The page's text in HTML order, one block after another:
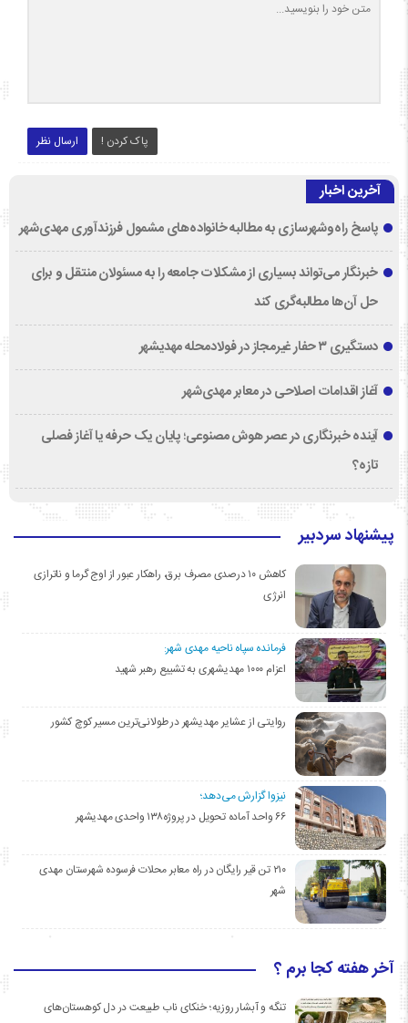
ارسال نظر پاک کردن !
آخرین اخبار
پاسخ راه‌وشهرسازی به مطالبه خانواده‌های مشمول فرزندآوری مهدی‌شهر
خبرنگار می‌تواند بسیاری از مشکلات جامعه را به مسئولان منتقل و برای
حل آن‌ها مطالبه‌گری کند
دستگیری ۳ حفار غیرمجاز در فولادمحله مهدیشهر
آغاز اقدامات اصلاحی در معابر مهدی‌شهر
آینده خبرنگاری در عصر هوش مصنوعی؛ پایان یک حرفه یا آغاز فصلی
تازه؟
پیشنهاد سردبیر
کاهش ۱۰ درصدی مصرف برق، راهکار عبور از اوج گرما و ناترازی
انرژی
فرمانده سپاه ناحیه مهدی شهر:
اعزام ۱۰۰۰ مهدیشهری به تشییع رهبر شهید
روایتی از عشایر مهدیشهر در طولانی‌ترین مسیر کوچ کشور
نیزوا گزارش می‌دهد؛
۶۶ واحد آماده تحویل در پروژه۱۳۸ واحدی مهدیشهر
۲۱۰ تن قیر رایگان در راه معابر محلات فرسوده شهرستان مهدی
شهر
آخر هفته کجا برم ؟
تنگه و آبشار روزیه؛ خنکای ناب طبیعت در دل کوهستان‌های